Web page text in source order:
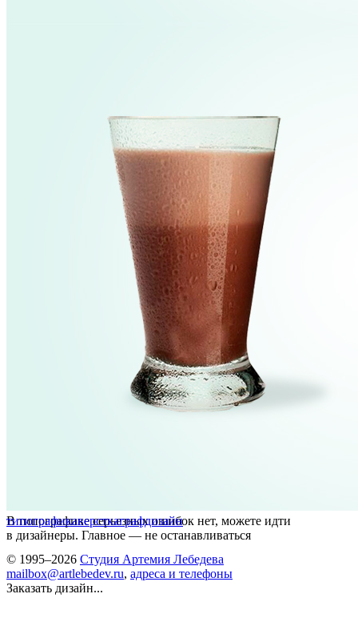
В типографике серьезных ошибок нет, можете идти
в дизайнеры. Главное — не останавливаться
типографикаверсткаграфдизайн
© 1995–2026 Студия Артемия Лебедева
mailbox@artlebedev.ru, адреса и телефоны
Заказать дизайн...